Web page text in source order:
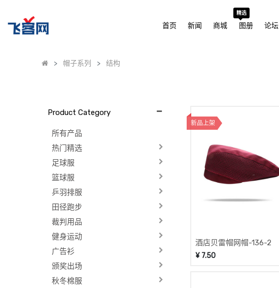
首页 新闻 商城 图册
精选
论坛
帽子系列 结构
Product Category
所有产品
热门精选
足球服
篮球服
乒羽排服
田径跑步
裁判用品
健身运动
广告衫
颁奖出场
秋冬棉服
新品上架
酒店贝雷帽网帽-136-2
¥ 7.50